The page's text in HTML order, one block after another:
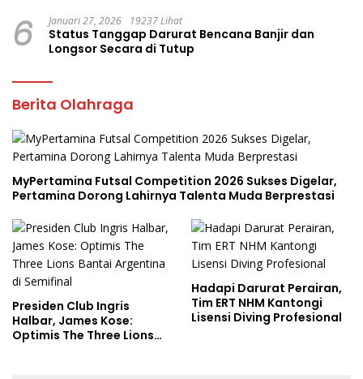
6 Januari 27, 2026 19237 Lihat
Status Tanggap Darurat Bencana Banjir dan
Longsor Secara di Tutup
Berita Olahraga
MyPertamina Futsal Competition 2026 Sukses Digelar,
Pertamina Dorong Lahirnya Talenta Muda Berprestasi
Presiden Club Ingris
Halbar, James Kose:
Optimis The Three Lions
Hadapi Darurat Perairan,
Tim ERT NHM Kantongi
Lisensi Diving Profesional